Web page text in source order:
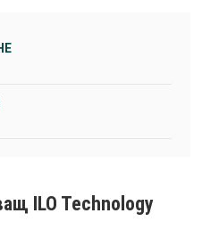
ILO Technology